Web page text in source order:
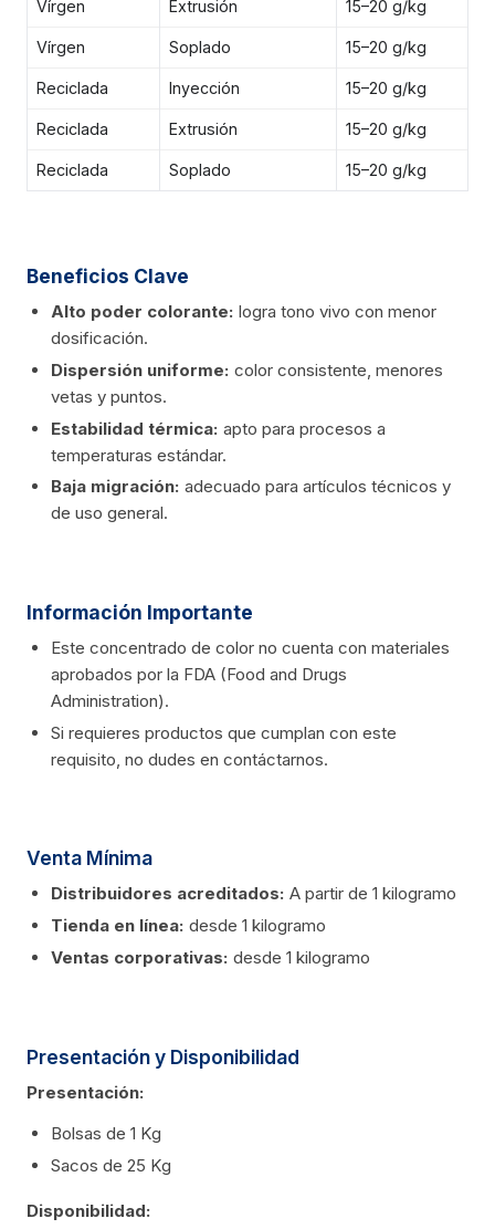
Vírgen Extrusión 15–20 g/kg
Vírgen Soplado 15–20 g/kg
Reciclada Inyección 15–20 g/kg
Reciclada Extrusión 15–20 g/kg
Reciclada Soplado 15–20 g/kg
Beneficios Clave
Alto poder colorante: logra tono vivo con menor
dosificación.
Dispersión uniforme: color consistente, menores
vetas y puntos.
Estabilidad térmica: apto para procesos a
temperaturas estándar.
Baja migración: adecuado para artículos técnicos y
de uso general.
Información Importante
Este concentrado de color no cuenta con materiales
aprobados por la FDA (Food and Drugs
Administration).
Si requieres productos que cumplan con este
requisito, no dudes en contáctarnos.
Venta Mínima
Distribuidores acreditados: A partir de 1 kilogramo
Tienda en línea: desde 1 kilogramo
Ventas corporativas: desde 1 kilogramo
Presentación y Disponibilidad
Presentación:
Bolsas de 1 Kg
Sacos de 25 Kg
Disponibilidad: